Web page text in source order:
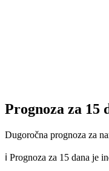
Prognoza za 15
Dugoročna prognoza za
ℹ️ Prognoza za 15 dana je